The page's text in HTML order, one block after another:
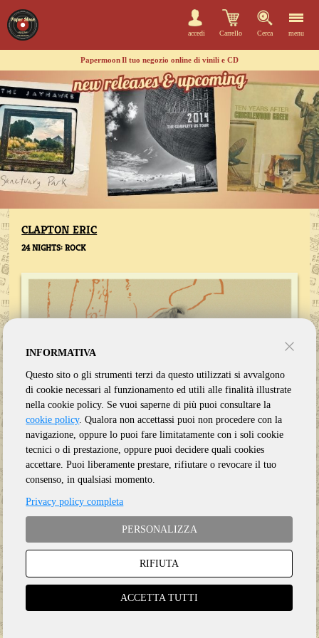
accedi Carrello Cerca menu
PapermoonIl tuo negozio online di vinili e CD
CLAPTON ERIC
24 NIGHTS: ROCK
Anno:2023
INFORMATIVA
Questo sito o gli strumenti terzi da questo utilizzati si avvalgono
di cookie necessari al funzionamento ed utili alle finalità illustrate
nella cookie policy. Se vuoi saperne di più puoi consultare la
cookie policy. Qualora non accettassi puoi non procedere con la
navigazione, oppure lo puoi fare limitatamente con i soli cookie
tecnici o di prestazione, oppure puoi decidere quali cookies
accettare. Puoi liberamente prestare, rifiutare o revocare il tuo
consenso, in qualsiasi momento.
Privacy policy completa
PERSONALIZZA
RIFIUTA
ACCETTA TUTTI